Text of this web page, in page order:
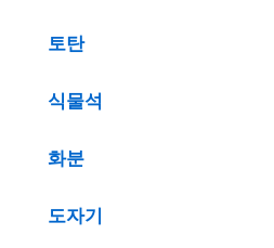
토탄
식물석
화분
도자기